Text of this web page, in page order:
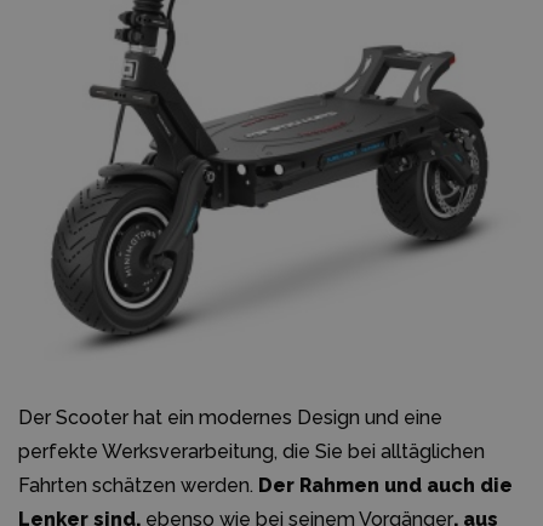
Der Scooter hat ein modernes Design und eine
perfekte Werksverarbeitung, die Sie bei alltäglichen
Fahrten schätzen werden. Der Rahmen und auch die
Lenker sind, ebenso wie bei seinem Vorgänger, aus